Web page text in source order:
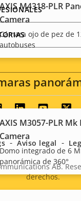
AXIS M4318-PLR
Camera
Cámara ojo de pez de
autobuses
AXIS M3057-PLR
Camera
Domo integrado de 6
panorámica de 360°
Social
AB.
derechos.
Aviso legal